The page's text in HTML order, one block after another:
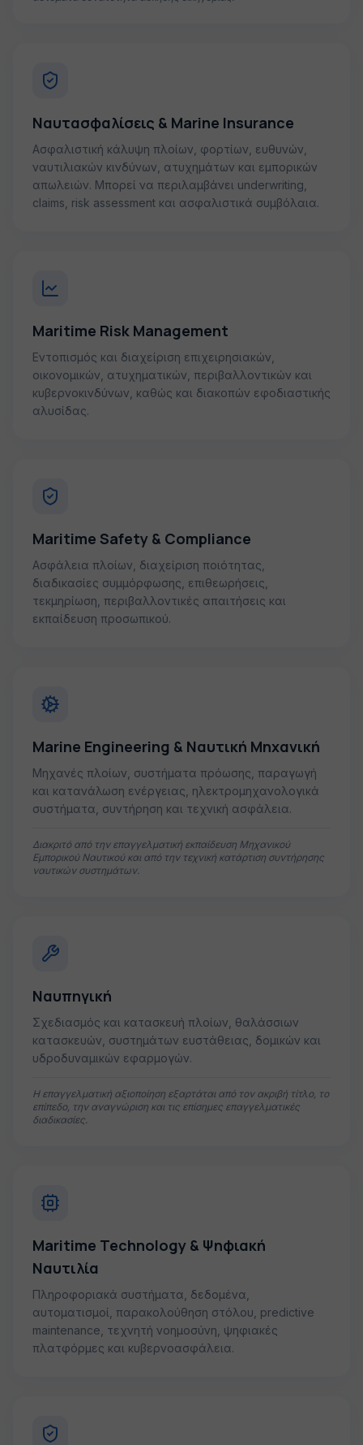
Ναυτασφαλίσεις & Marine Insurance
Ασφαλιστική κάλυψη πλοίων, φορτίων, ευθυνών,
ναυτιλιακών κινδύνων, ατυχημάτων και εμπορικών
απωλειών. Μπορεί να περιλαμβάνει underwriting,
claims, risk assessment και ασφαλιστικά συμβόλαια.
Maritime Risk Management
Εντοπισμός και διαχείριση επιχειρησιακών,
οικονομικών, ατυχηματικών, περιβαλλοντικών και
κυβερνοκινδύνων, καθώς και διακοπών εφοδιαστικής
αλυσίδας.
Maritime Safety & Compliance
Ασφάλεια πλοίων, διαχείριση ποιότητας,
διαδικασίες συμμόρφωσης, επιθεωρήσεις,
τεκμηρίωση, περιβαλλοντικές απαιτήσεις και
εκπαίδευση προσωπικού.
Marine Engineering & Ναυτική Μηχανική
Μηχανές πλοίων, συστήματα πρόωσης, παραγωγή
και κατανάλωση ενέργειας, ηλεκτρομηχανολογικά
συστήματα, συντήρηση και τεχνική ασφάλεια.
Διακριτό από την επαγγελματική εκπαίδευση Μηχανικού
Εμπορικού Ναυτικού και από την τεχνική κατάρτιση συντήρησης
ναυτικών συστημάτων.
Ναυπηγική
Σχεδιασμός και κατασκευή πλοίων, θαλάσσιων
κατασκευών, συστημάτων ευστάθειας, δομικών και
υδροδυναμικών εφαρμογών.
Η επαγγελματική αξιοποίηση εξαρτάται από τον ακριβή τίτλο, το
επίπεδο, την αναγνώριση και τις επίσημες επαγγελματικές
διαδικασίες.
Maritime Technology & Ψηφιακή
Ναυτιλία
Πληροφοριακά συστήματα, δεδομένα,
αυτοματισμοί, παρακολούθηση στόλου, predictive
maintenance, τεχνητή νοημοσύνη, ψηφιακές
πλατφόρμες και κυβερνοασφάλεια.